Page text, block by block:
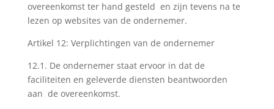
overeenkomst ter hand gesteld en zijn tevens na te
lezen op websites van de ondernemer.
Artikel 12: Verplichtingen van de ondernemer
12.1. De ondernemer staat ervoor in dat de
faciliteiten en geleverde diensten beantwoorden
aan de overeenkomst.